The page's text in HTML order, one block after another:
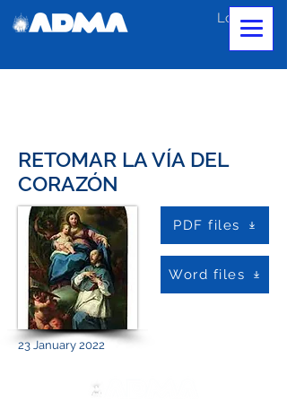
Log In
RETOMAR LA VÍA DEL
CORAZÓN
PDF files
Word files
23 January 2022